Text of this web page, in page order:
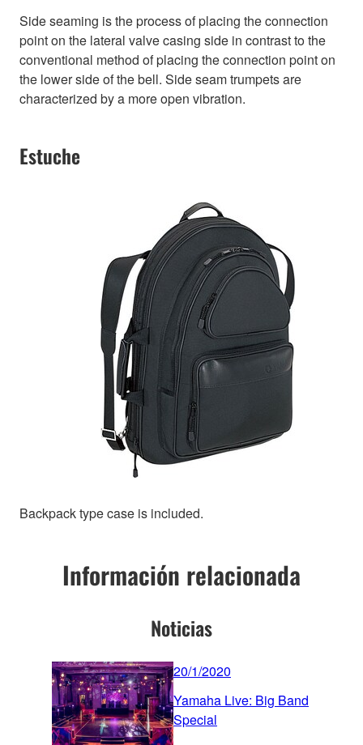
Side seaming is the process of placing the connection
point on the lateral valve casing side in contrast to the
conventional method of placing the connection point on
the lower side of the bell. Side seam trumpets are
characterized by a more open vibration.
Estuche
Backpack type case is included.
Información relacionada
Noticias
20/1/2020
Yamaha Live: Big Band
Special